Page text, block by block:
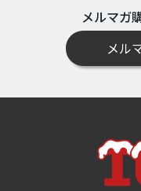
メルマガ
メル